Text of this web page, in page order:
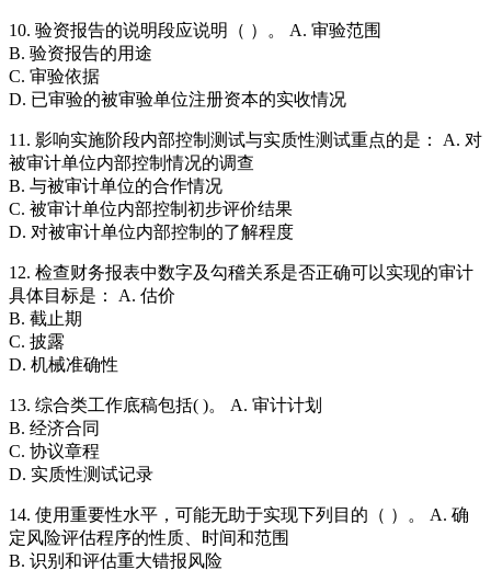
10. 验资报告的说明段应说明（ ）。 A. 审验范围
B. 验资报告的用途
C. 审验依据
D. 已审验的被审验单位注册资本的实收情况
11. 影响实施阶段内部控制测试与实质性测试重点的是： A. 对
被审计单位内部控制情况的调查
B. 与被审计单位的合作情况
C. 被审计单位内部控制初步评价结果
D. 对被审计单位内部控制的了解程度
12. 检查财务报表中数字及勾稽关系是否正确可以实现的审计
具体目标是： A. 估价
B. 截止期
C. 披露
D. 机械准确性
13. 综合类工作底稿包括( )。 A. 审计计划
B. 经济合同
C. 协议章程
D. 实质性测试记录
14. 使用重要性水平，可能无助于实现下列目的（ ）。 A. 确
定风险评估程序的性质、时间和范围
B. 识别和评估重大错报风险